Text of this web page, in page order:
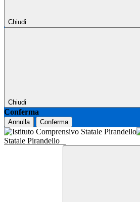
Chiudi
Chiudi
Conferma
Annulla Conferma
Statale Pirandello